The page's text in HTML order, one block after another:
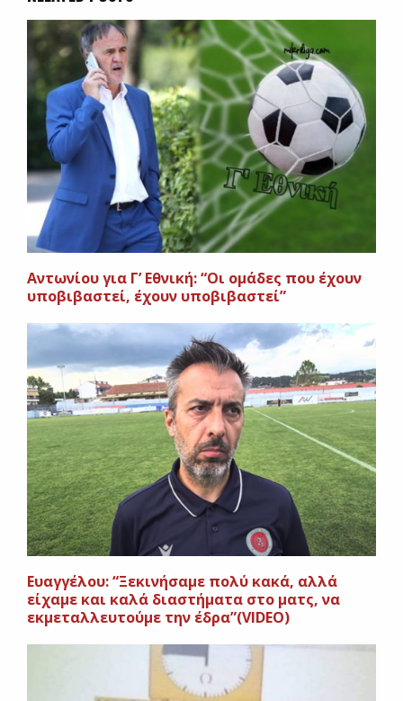
Αντωνίου για Γ’ Εθνική: “Οι ομάδες που έχουν
υποβιβαστεί, έχουν υποβιβαστεί”
Eυαγγέλου: “Ξεκινήσαμε πολύ κακά, αλλά
είχαμε και καλά διαστήματα στο ματς, να
εκμεταλλευτούμε την έδρα”(VIDEO)